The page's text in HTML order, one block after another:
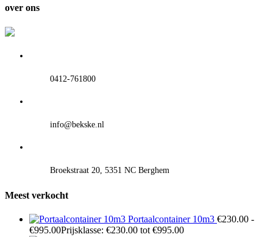
over ons
0412-761800
info@bekske.nl
Broekstraat 20, 5351 NC Berghem
Meest verkocht
Portaalcontainer 10m3 €230.00 -
€995.00Prijsklasse: €230.00 tot €995.00